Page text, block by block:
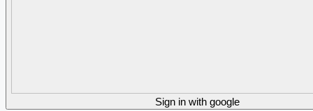
Sign in with google